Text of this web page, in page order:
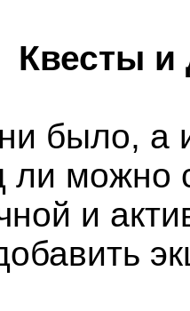
Квесты и
было, а
ли можно
и